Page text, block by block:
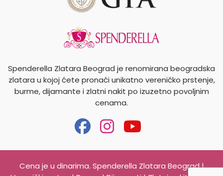
Spenderella Zlatara Beograd je renomirana beogradska
zlatara u kojoj ćete pronaći unikatno vereničko prstenje,
burme, dijamante i zlatni nakit po izuzetno povoljnim
cenama.
Cena je u dinarima. Spenderella Zlatara Beograd |